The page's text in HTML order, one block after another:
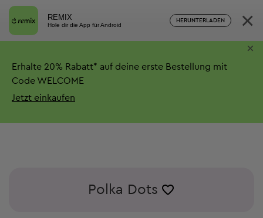
REMIX
Hole dir die App für Android
HERUNTERLADEN ×
Erhalte 20% Rabatt* auf deine erste Bestellung mit
Code WELCOME
Jetzt einkaufen
×
Polka Dots